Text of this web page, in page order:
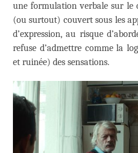
une formulation verbale sur le
(ou surtout) couvert sous les
d’expression, au risque
refuse d’admettre comme la
et ruinée) des sensations.